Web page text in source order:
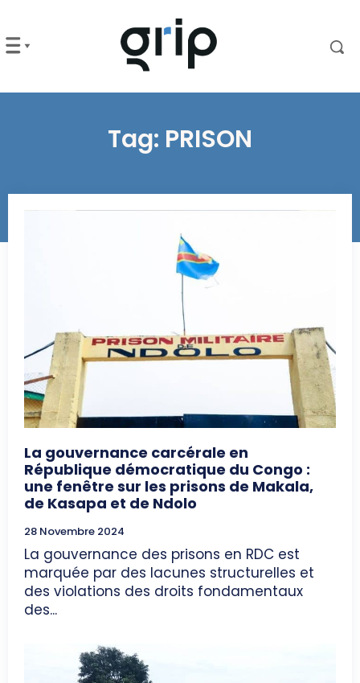
Tag: PRISON
La gouvernance carcérale en
République démocratique du Congo :
une fenêtre sur les prisons de Makala,
de Kasapa et de Ndolo
28 Novembre 2024
La gouvernance des prisons en RDC est
marquée par des lacunes structurelles et
des violations des droits fondamentaux
des...